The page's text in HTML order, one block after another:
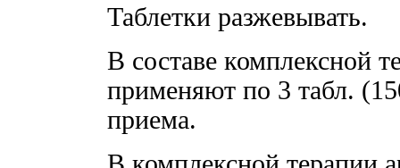
Таблетки разжевывать.
В составе комплексной
применяют по 3 табл.
приема.